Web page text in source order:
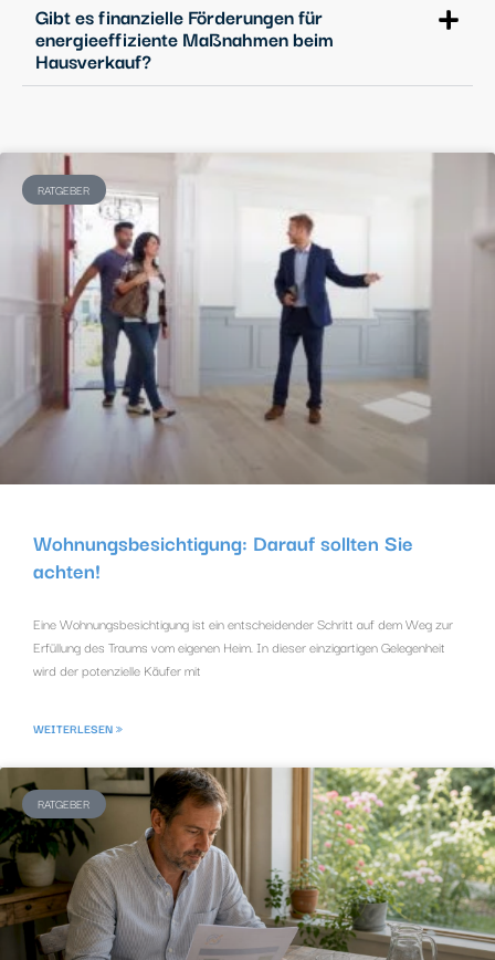
Gibt es finanzielle Förderungen für
energieeffiziente Maßnahmen beim
Hausverkauf?
RATGEBER
Wohnungsbesichtigung: Darauf sollten Sie
achten!
Eine Wohnungsbesichtigung ist ein entscheidender Schritt auf dem Weg zur
Erfüllung des Traums vom eigenen Heim. In dieser einzigartigen Gelegenheit
wird der potenzielle Käufer mit
WEITERLESEN »
RATGEBER